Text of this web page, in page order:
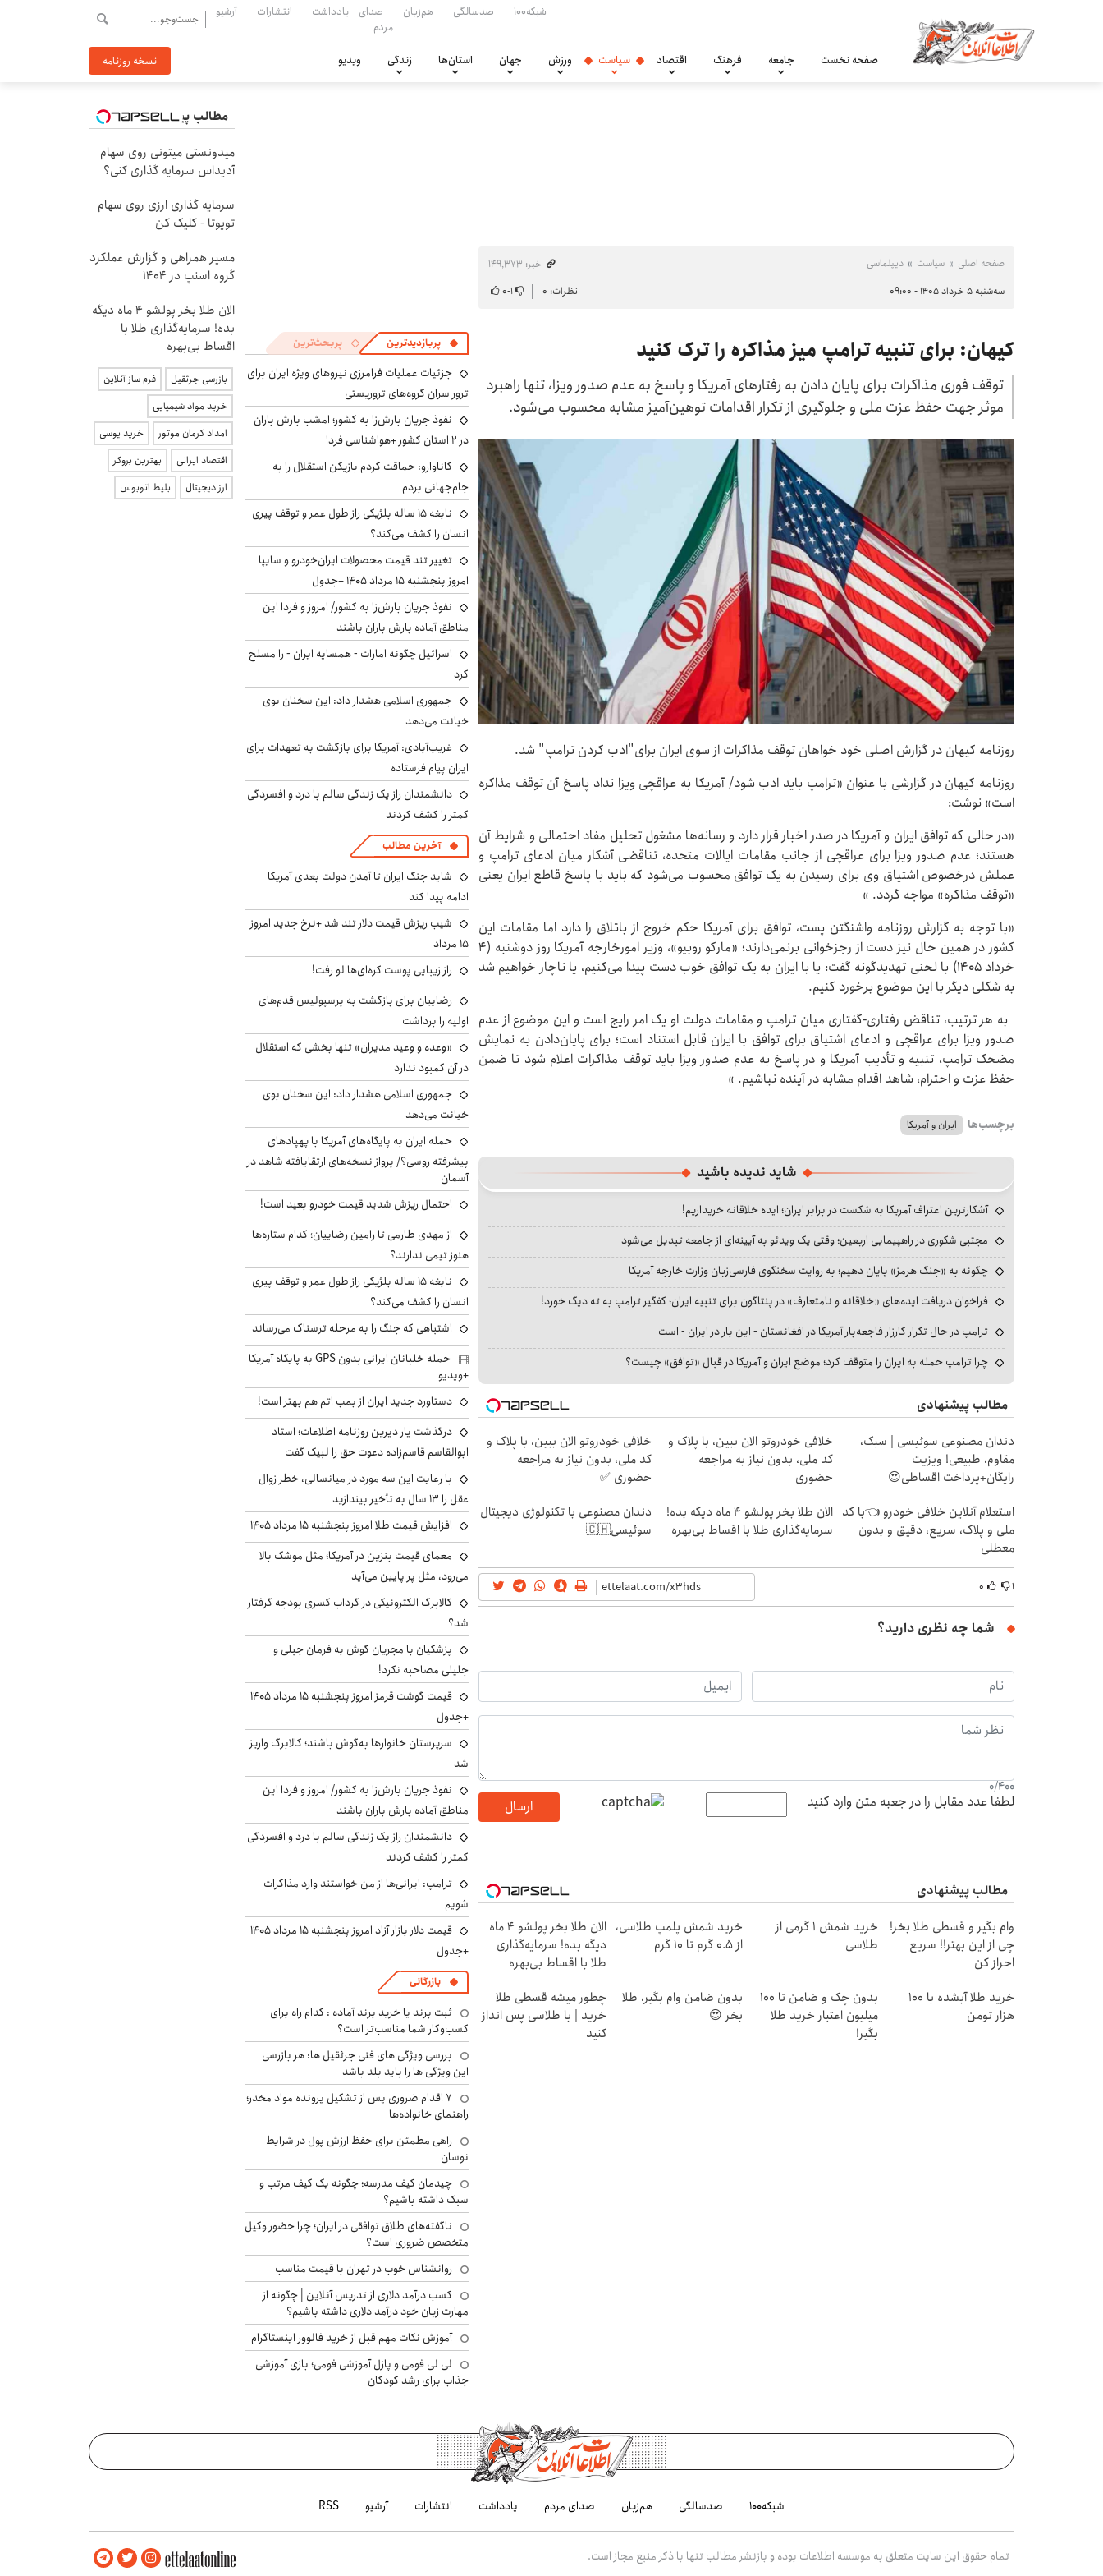
شبکه۱۰۰ صدسالگی هم‌زبان
صدای
مردم
یادداشت انتشارات آرشیو
صفحه نخست جامعه فرهنگ اقتصاد سیاست ورزش جهان استان‌ها زندگی ویدیو نسخه روزنامه
صفحه اصلی سیاست دیپلماسی
خبر: ۱۴۹٬۳۷۳
سه‌شنبه ۵ خرداد ۱۴۰۵ - ۰۹:۰۰
نظرات: ۰ ۱-۰
کیهان: برای تنبیه ترامپ میز مذاکره را ترک کنید
توقف فوری مذاکرات برای پایان دادن به رفتارهای آمریکا و پاسخ به عدم صدور ویزا، تنها راهبرد
موثر جهت حفظ عزت ملی و جلوگیری از تکرار اقدامات توهین‌آمیز مشابه محسوب می‌شود.
روزنامه کیهان در گزارش اصلی خود خواهان توقف مذاکرات از سوی ایران برای"ادب کردن ترامپ" شد.
روزنامه کیهان در گزارشی با عنوان «ترامپ باید ادب شود/ آمریکا به عراقچی ویزا نداد پاسخ آن توقف مذاکره
است» نوشت:
«در حالی که توافق ایران و آمریکا در صدر اخبار قرار دارد و رسانه‌ها مشغول تحلیل مفاد احتمالی و شرایط آن
هستند؛ عدم صدور ویزا برای عراقچی از جانب مقامات ایالات متحده، تناقضی آشکار میان ادعای ترامپ و
عملش درخصوص اشتیاق وی برای رسیدن به یک توافق محسوب می‌شود که باید با پاسخ قاطع ایران یعنی
«توقف مذاکره» مواجه گردد. »
«با توجه به گزارش روزنامه واشنگتن پست، توافق برای آمریکا حکم خروج از باتلاق را دارد اما مقامات این
کشور در همین حال نیز دست از رجزخوانی برنمی‌دارند؛ «مارکو روبیو»، وزیر امورخارجه آمریکا روز دوشنبه (۴
خرداد ۱۴۰۵) با لحنی تهدیدگونه گفت: یا با ایران به یک توافق خوب دست پیدا می‌کنیم، یا ناچار خواهیم شد
به شکلی دیگر با این موضوع برخورد کنیم.
به هر ترتیب، تناقض رفتاری-گفتاری میان ترامپ و مقامات دولت او یک امر رایج است و این موضوع از عدم
صدور ویزا برای عراقچی و ادعای اشتیاق برای توافق با ایران قابل استناد است؛ برای پایان‌دادن به نمایش
مضحک ترامپ، تنبیه و تأدیب آمریکا و در پاسخ به عدم صدور ویزا باید توقف مذاکرات اعلام شود تا ضمن
حفظ عزت و احترام، شاهد اقدام مشابه در آینده نباشیم. »
برچسب‌ها ایران و آمریکا
شاید ندیده باشید
آشکارترین اعتراف آمریکا به شکست در برابر ایران؛ ایده خلاقانه خریداریم!
مجتبی شکوری در راهپیمایی اربعین؛ وقتی یک ویدئو به آیینه‌ای از جامعه تبدیل می‌شود
چگونه به «جنگ هرمز» پایان دهیم؛ به روایت سخنگوی فارسی‌زبان وزارت خارجه آمریکا
فراخوان دریافت ایده‌های «خلاقانه و نامتعارف» در پنتاگون برای تنبیه ایران؛ کفگیر ترامپ به ته دیگ خورد!
ترامپ در حال تکرار کارزار فاجعه‌بار آمریکا در افغانستان - این بار در ایران - است
چرا ترامپ حمله به ایران را متوقف کرد؛ موضع ایران و آمریکا در قبال «توافق» چیست؟
مطالب پیشنهادی
دندان مصنوعی سوئیسی | سبک،
مقاوم، طبیعی! ویزیت
رایگان+پرداخت اقساطی😍
خلافی خودروتو الان ببین، با پلاک و
کد ملی، بدون نیاز به مراجعه
حضوری
خلافی خودروتو الان ببین، با پلاک و
کد ملی، بدون نیاز به مراجعه
حضوری ✅
استعلام آنلاین خلافی خودرو 👈با کد
ملی و پلاک، سریع، دقیق و بدون
معطلی
الان طلا بخر پولشو 4 ماه دیگه بده!
سرمایه‌گذاری طلا با اقساط بی‌بهره
دندان مصنوعی با تکنولوژی دیجیتال
سوئیسی🇨🇭
۱ ۰
شما چه نظری دارید؟
0/400
لطفا عدد مقابل را در جعبه متن وارد کنید ارسال
مطالب پیشنهادی
وام بگیر و قسطی طلا بخر!
چی از این بهتر!! سریع
احراز کن
خرید شمش 1 گرمی از
طلاسی
خرید شمش پلمپ طلاسی،
از ۰.۵ گرم تا ۱۰ گرم
الان طلا بخر پولشو 4 ماه
دیگه بده! سرمایه‌گذاری
طلا با اقساط بی‌بهره
خرید طلا آبشده با 100
هزار تومن
بدون چک و ضامن تا 100
میلیون اعتبار خرید طلا
بگیر!
بدون ضامن وام بگیر، طلا
بخر 😍
چطور میشه قسطی طلا
خرید | با طلاسی پس انداز
کنید
پربازدیدترین پربحث‌ترین
جزئیات عملیات فرامرزی نیروهای ویژه ایران برای
ترور سران گروه‌های تروریستی
نفوذ جریان بارش‌زا به کشور؛ امشب بارش باران
در ۲ استان کشور +هواشناسی فردا
کاناوارو: حماقت کردم بازیکن استقلال را به
جام‌جهانی بردم
نابغه ۱۵ ساله بلژیکی راز طول عمر و توقف پیری
انسان را کشف می‌کند؟
تغییر تند قیمت محصولات ایران‌خودرو و سایپا
امروز پنجشنبه ۱۵ مرداد ۱۴۰۵ +جدول
نفوذ جریان بارش‌زا به کشور/ امروز و فردا این
مناطق آماده بارش باران باشند
اسرائیل چگونه امارات - همسایه ایران - را مسلح
کرد
جمهوری اسلامی هشدار داد: این سخنان بوی
خیانت می‌دهد
غریب‌آبادی: آمریکا برای بازگشت به تعهدات برای
ایران پیام فرستاده
دانشمندان راز یک زندگی سالم با درد و افسردگی
کمتر را کشف کردند
آخرین مطالب
شاید جنگ ایران تا آمدن دولت بعدی آمریکا
ادامه پیدا کند
شیب ریزش قیمت دلار تند شد +نرخ جدید امروز
۱۵ مرداد
راز زیبایی پوست کره‌ای‌ها لو رفت!
رضاییان برای بازگشت به پرسپولیس قدم‌های
اولیه را برداشت
«وعده و وعید مدیران» تنها بخشی که استقلال
در آن کمبود ندارد
جمهوری اسلامی هشدار داد: این سخنان بوی
خیانت می‌دهد
حمله ایران به پایگاه‌های آمریکا با پهپادهای
پیشرفته روسی؟/ پرواز نسخه‌های ارتقایافته شاهد در
آسمان
احتمال ریزش شدید قیمت خودرو بعید است!
از مهدی طارمی تا رامین رضاییان؛ کدام ستاره‌ها
هنوز تیمی ندارند؟
نابغه ۱۵ ساله بلژیکی راز طول عمر و توقف پیری
انسان را کشف می‌کند؟
اشتباهی که جنگ را به مرحله ترسناک می‌رساند
حمله خلبانان ایرانی بدون GPS به پایگاه آمریکا
+ویدیو
دستاورد جدید ایران از بمب اتم هم بهتر است!
درگذشت یار دیرین روزنامه اطلاعات؛ استاد
ابوالقاسم قاسم‌زاده دعوت حق را لبیک گفت
با رعایت این سه مورد در میانسالی، خطر زوال
عقل را ۱۳ سال به تأخیر بیندازید
افزایش قیمت طلا امروز پنجشنبه ۱۵ مرداد ۱۴۰۵
معمای قیمت بنزین در آمریکا؛ مثل موشک بالا
می‌رود، مثل پر پایین می‌آید
کالابرگ الکترونیکی در گرداب کسری بودجه گرفتار
شد؟
پزشکیان با مجریان گوش به فرمان جبلی و
جلیلی مصاحبه نکرد!
قیمت گوشت قرمز امروز پنجشنبه ۱۵ مرداد ۱۴۰۵
+جدول
سرپرستان خانوارها به‌گوش باشند؛ کالابرگ واریز
شد
نفوذ جریان بارش‌زا به کشور/ امروز و فردا این
مناطق آماده بارش باران باشند
دانشمندان راز یک زندگی سالم با درد و افسردگی
کمتر را کشف کردند
ترامپ: ایرانی‌ها از من خواستند وارد مذاکرات
شویم
قیمت دلار بازار آزاد امروز پنجشنبه ۱۵ مرداد ۱۴۰۵
+جدول
بازرگانی
ثبت برند یا خرید برند آماده : کدام راه برای
کسب‌وکار شما مناسب‌تر است؟
بررسی ویژگی های فنی جرثقیل ها: هر بازرسی
این ویژگی ها را باید بلد باشد
۷ اقدام ضروری پس از تشکیل پرونده مواد مخدر؛
راهنمای خانواده‌ها
راهی مطمئن برای حفظ ارزش پول در شرایط
نوسان
چیدمان کیف مدرسه؛ چگونه یک کیف مرتب و
سبک داشته باشیم؟
ناگفته‌های طلاق توافقی در ایران؛ چرا حضور وکیل
متخصص ضروری است؟
روانشناس خوب در تهران با قیمت مناسب
کسب درآمد دلاری از تدریس آنلاین | چگونه از
مهارت زبان خود درآمد دلاری داشته باشیم؟
آموزش نکات مهم قبل از خرید فالوور اینستاگرام
لی لی فومی و پازل آموزشی فومی؛ بازی آموزشی
جذاب برای رشد کودکان
مطالب پیشنهادی
میدونستی میتونی روی سهام
آدیداس سرمایه گذاری کنی؟
سرمایه گذاری ارزی روی سهام
تویوتا - کلیک کن
مسیر همراهی و گزارش عملکرد
گروه اسنپ در ۱۴۰۴
الان طلا بخر پولشو 4 ماه دیگه
بده! سرمایه‌گذاری طلا با
اقساط بی‌بهره
بازرسی جرثقیل
فرم ساز آنلاین
خرید مواد شیمیایی
امداد کرمان موتور
خرید یوسی
اقتصاد ایرانی
بهترین بروکر
ارز دیجیتال
بلیط اتوبوس
شبکه۱۰۰ صدسالگی هم‌زبان صدای مردم یادداشت انتشارات آرشیو RSS
تمام حقوق این سایت متعلق به موسسه اطلاعات بوده و بازنشر مطالب تنها با ذکر منبع مجاز است.